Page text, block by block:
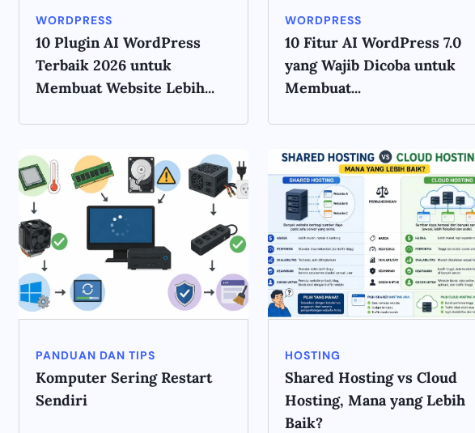
WORDPRESS
10 Plugin AI WordPress
Terbaik 2026 untuk
Membuat Website Lebih...
WORDPRESS
10 Fitur AI WordPress 7.0
yang Wajib Dicoba untuk
Membuat...
PANDUAN DAN TIPS
Komputer Sering Restart
Sendiri
HOSTING
Shared Hosting vs Cloud
Hosting, Mana yang Lebih
Baik?